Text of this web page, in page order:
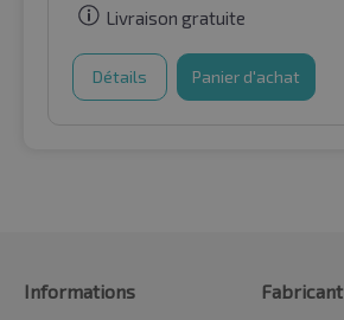
Livraison gratuite
Détails Panier d'achat
Informations
Fabricant